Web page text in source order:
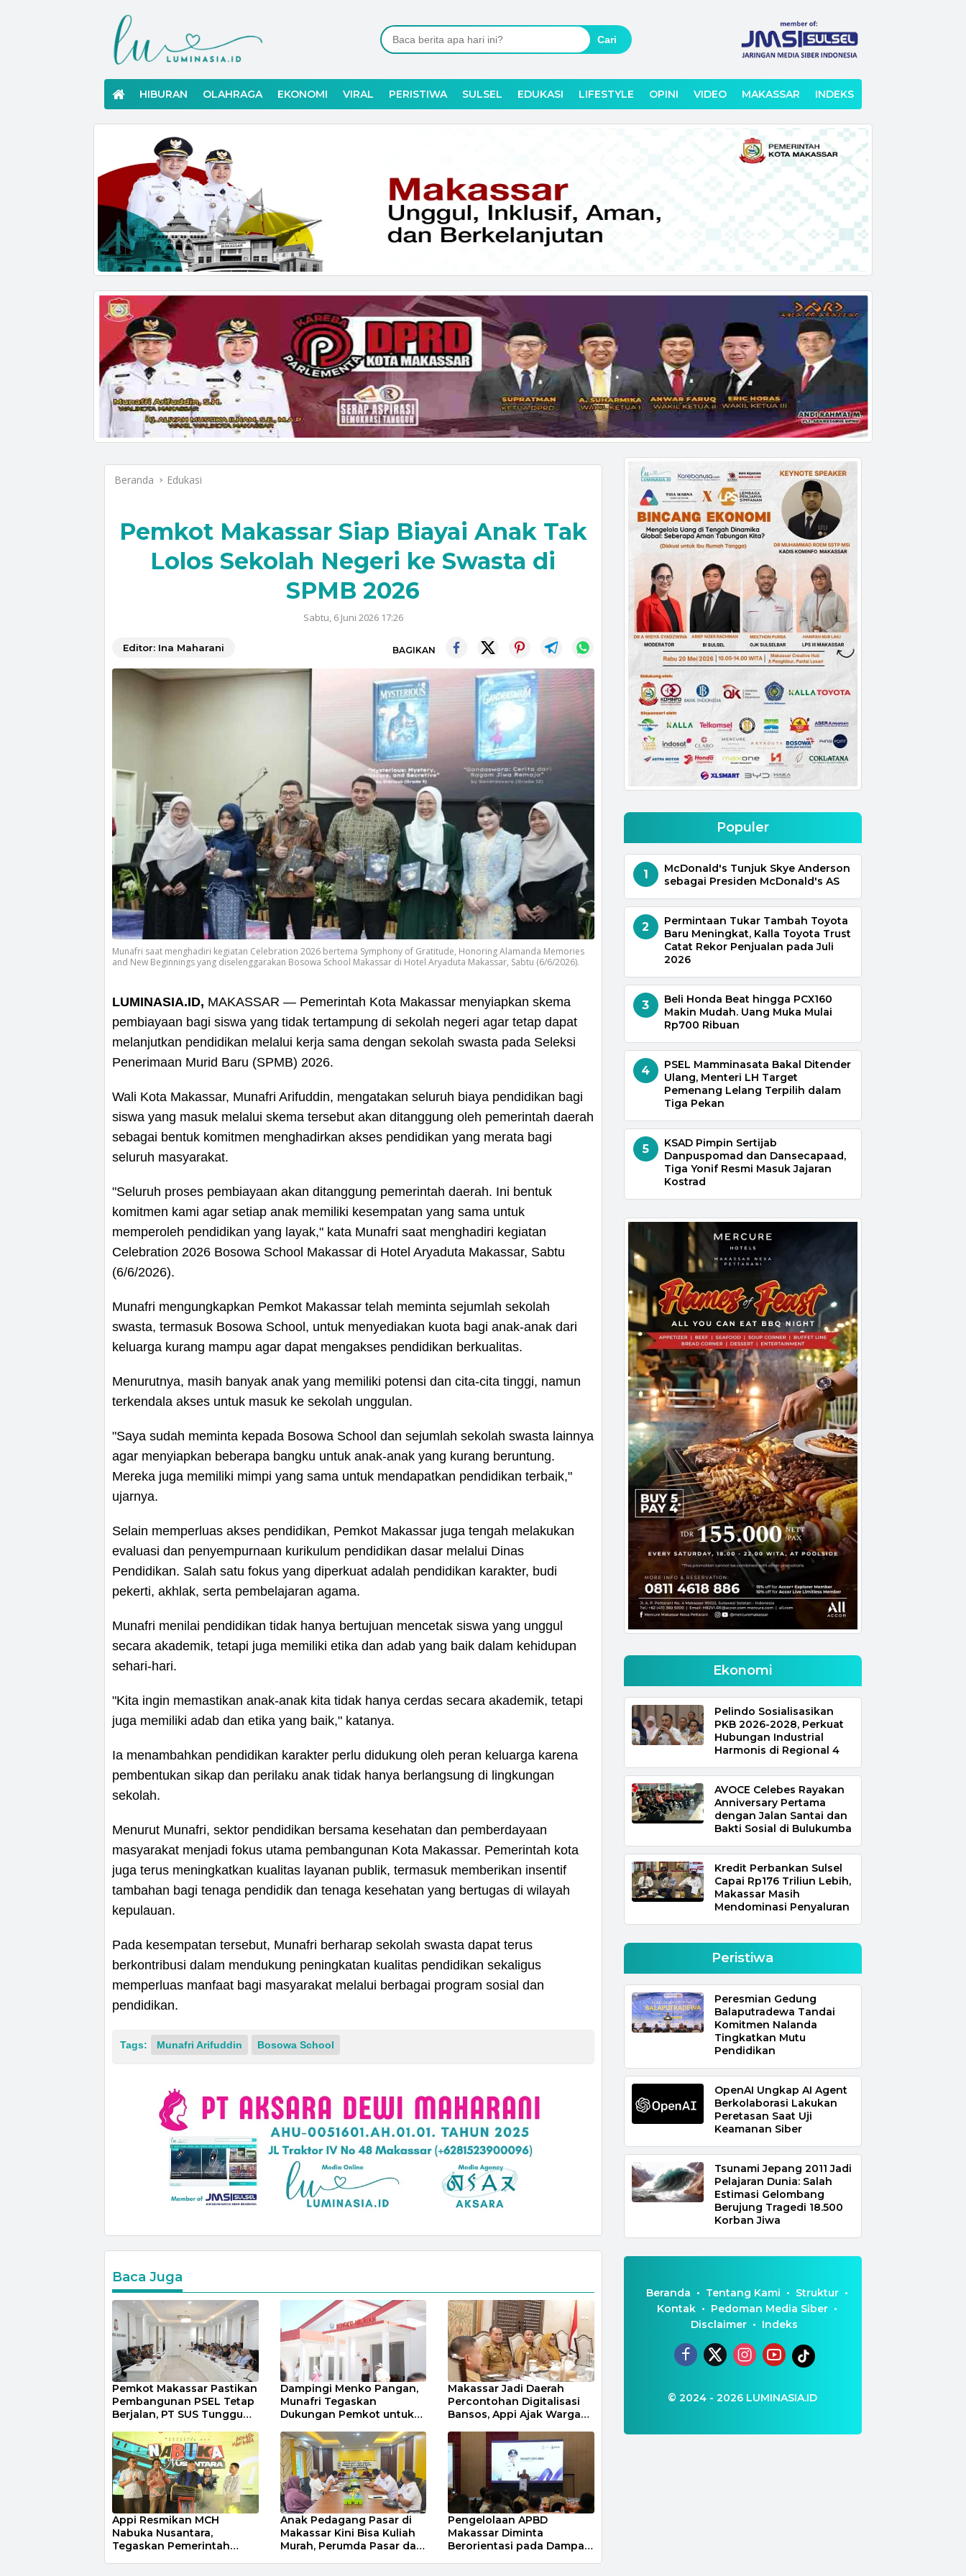
Cari
HIBURAN OLAHRAGA EKONOMI VIRAL PERISTIWA SULSEL EDUKASI LIFESTYLE OPINI VIDEO MAKASSAR INDEKS
Beranda Edukasi
Pemkot Makassar Siap Biayai Anak Tak
Lolos Sekolah Negeri ke Swasta di
SPMB 2026
Sabtu, 6 Juni 2026 17:26
Editor: Ina Maharani BAGIKAN
Munafri saat menghadiri kegiatan Celebration 2026 bertema Symphony of Gratitude, Honoring Alamanda Memories
and New Beginnings yang diselenggarakan Bosowa School Makassar di Hotel Aryaduta Makassar, Sabtu (6/6/2026).
LUMINASIA.ID, MAKASSAR — Pemerintah Kota Makassar menyiapkan skema
pembiayaan bagi siswa yang tidak tertampung di sekolah negeri agar tetap dapat
melanjutkan pendidikan melalui kerja sama dengan sekolah swasta pada Seleksi
Penerimaan Murid Baru (SPMB) 2026.
Wali Kota Makassar, Munafri Arifuddin, mengatakan seluruh biaya pendidikan bagi
siswa yang masuk melalui skema tersebut akan ditanggung oleh pemerintah daerah
sebagai bentuk komitmen menghadirkan akses pendidikan yang merata bagi
seluruh masyarakat.
"Seluruh proses pembiayaan akan ditanggung pemerintah daerah. Ini bentuk
komitmen kami agar setiap anak memiliki kesempatan yang sama untuk
memperoleh pendidikan yang layak," kata Munafri saat menghadiri kegiatan
Celebration 2026 Bosowa School Makassar di Hotel Aryaduta Makassar, Sabtu
(6/6/2026).
Munafri mengungkapkan Pemkot Makassar telah meminta sejumlah sekolah
swasta, termasuk Bosowa School, untuk menyediakan kuota bagi anak-anak dari
keluarga kurang mampu agar dapat mengakses pendidikan berkualitas.
Menurutnya, masih banyak anak yang memiliki potensi dan cita-cita tinggi, namun
terkendala akses untuk masuk ke sekolah unggulan.
"Saya sudah meminta kepada Bosowa School dan sejumlah sekolah swasta lainnya
agar menyiapkan beberapa bangku untuk anak-anak yang kurang beruntung.
Mereka juga memiliki mimpi yang sama untuk mendapatkan pendidikan terbaik,"
ujarnya.
Selain memperluas akses pendidikan, Pemkot Makassar juga tengah melakukan
evaluasi dan penyempurnaan kurikulum pendidikan dasar melalui Dinas
Pendidikan. Salah satu fokus yang diperkuat adalah pendidikan karakter, budi
pekerti, akhlak, serta pembelajaran agama.
Munafri menilai pendidikan tidak hanya bertujuan mencetak siswa yang unggul
secara akademik, tetapi juga memiliki etika dan adab yang baik dalam kehidupan
sehari-hari.
"Kita ingin memastikan anak-anak kita tidak hanya cerdas secara akademik, tetapi
juga memiliki adab dan etika yang baik," katanya.
Ia menambahkan pendidikan karakter perlu didukung oleh peran keluarga karena
pembentukan sikap dan perilaku anak tidak hanya berlangsung di lingkungan
sekolah.
Menurut Munafri, sektor pendidikan bersama kesehatan dan pemberdayaan
masyarakat menjadi fokus utama pembangunan Kota Makassar. Pemerintah kota
juga terus meningkatkan kualitas layanan publik, termasuk memberikan insentif
tambahan bagi tenaga pendidik dan tenaga kesehatan yang bertugas di wilayah
kepulauan.
Pada kesempatan tersebut, Munafri berharap sekolah swasta dapat terus
berkontribusi dalam mendukung peningkatan kualitas pendidikan sekaligus
memperluas manfaat bagi masyarakat melalui berbagai program sosial dan
pendidikan.
Tags: Munafri Arifuddin Bosowa School
Baca Juga
Pemkot Makassar Pastikan
Pembangunan PSEL Tetap
Berjalan, PT SUS Tunggu
Regulasi
Dampingi Menko Pangan,
Munafri Tegaskan
Dukungan Pemkot untuk
Putih Untia
Makassar Jadi Daerah
Percontohan Digitalisasi
Bansos, Appi Ajak Warga
Appi Resmikan MCH
Nabuka Nusantara,
Tegaskan Pemerintah
Anak Pedagang Pasar di
Makassar Kini Bisa Kuliah
Murah, Perumda Pasar dan
Pengelolaan APBD
Makassar Diminta
Berorientasi pada Dampak
Populer
1
McDonald's Tunjuk Skye Anderson
sebagai Presiden McDonald's AS
2
Permintaan Tukar Tambah Toyota
Baru Meningkat, Kalla Toyota Trust
Catat Rekor Penjualan pada Juli
2026
3
Beli Honda Beat hingga PCX160
Makin Mudah. Uang Muka Mulai
Rp700 Ribuan
4
PSEL Mamminasata Bakal Ditender
Ulang, Menteri LH Target
Pemenang Lelang Terpilih dalam
Tiga Pekan
5
KSAD Pimpin Sertijab
Danpuspomad dan Dansecapaad,
Tiga Yonif Resmi Masuk Jajaran
Kostrad
Ekonomi
Pelindo Sosialisasikan
PKB 2026-2028, Perkuat
Hubungan Industrial
Harmonis di Regional 4
AVOCE Celebes Rayakan
Anniversary Pertama
dengan Jalan Santai dan
Bakti Sosial di Bulukumba
Kredit Perbankan Sulsel
Capai Rp176 Triliun Lebih,
Makassar Masih
Mendominasi Penyaluran
Peristiwa
Peresmian Gedung
Balaputradewa Tandai
Komitmen Nalanda
Tingkatkan Mutu
Pendidikan
OpenAI Ungkap AI Agent
Berkolaborasi Lakukan
Peretasan Saat Uji
Keamanan Siber
Tsunami Jepang 2011 Jadi
Pelajaran Dunia: Salah
Estimasi Gelombang
Berujung Tragedi 18.500
Korban Jiwa
Beranda Tentang Kami
Struktur
Kontak
Pedoman Media Siber
Disclaimer
Indeks
© 2024 - 2026 LUMINASIA.ID